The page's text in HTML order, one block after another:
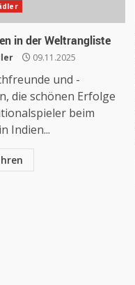
2025_11.pdf
in der Weltrangliste
09.11.2025
und -
die schönen Erfolge
beim
Indien...